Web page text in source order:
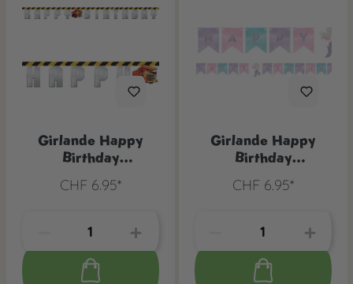
Girlande Happy
Birthday
CHF 6.95*
Girlande Happy
Birthday
Meerjungfrau
CHF 6.95*